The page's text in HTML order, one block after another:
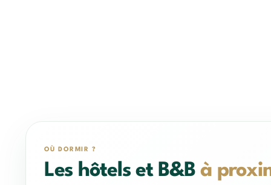
OÙ DORMIR ?
Les hôtels et B&Bà